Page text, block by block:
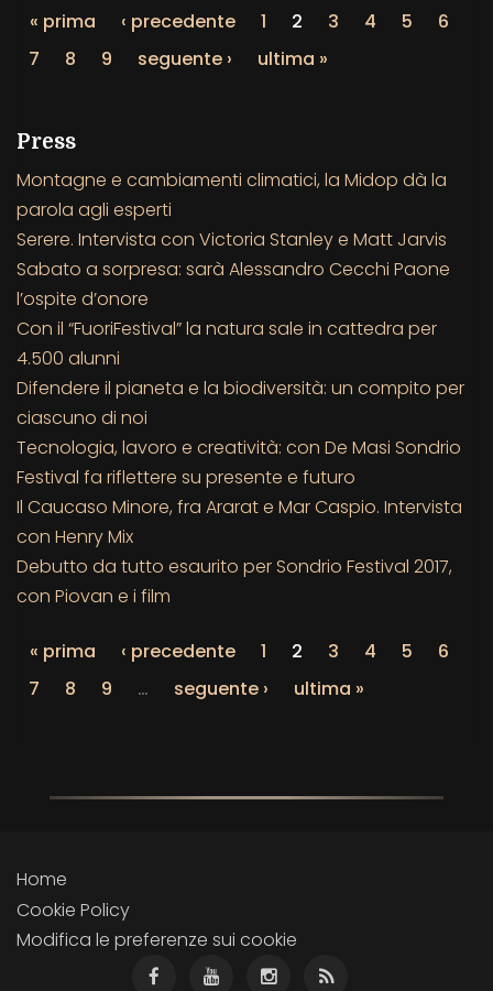
« prima ‹ precedente 1 2 3 4 5
6
7
8 9 seguente › ultima »
Press
Montagne e cambiamenti climatici, la Midop dà la
parola agli esperti
Serere. Intervista con Victoria Stanley e Matt Jarvis
Sabato a sorpresa: sarà Alessandro Cecchi Paone
l’ospite d’onore
Con il “FuoriFestival” la natura sale in cattedra per
4.500 alunni
Difendere il pianeta e la biodiversità: un compito per
ciascuno di noi
Tecnologia, lavoro e creatività: con De Masi Sondrio
Festival fa riflettere su presente e futuro
Il Caucaso Minore, fra Ararat e Mar Caspio. Intervista
con Henry Mix
Debutto da tutto esaurito per Sondrio Festival 2017,
con Piovan e i film
« prima ‹ precedente 1 2 3 4 5
6
7
8 9 … seguente › ultima »
Home
Cookie Policy
Modifica le preferenze sui cookie